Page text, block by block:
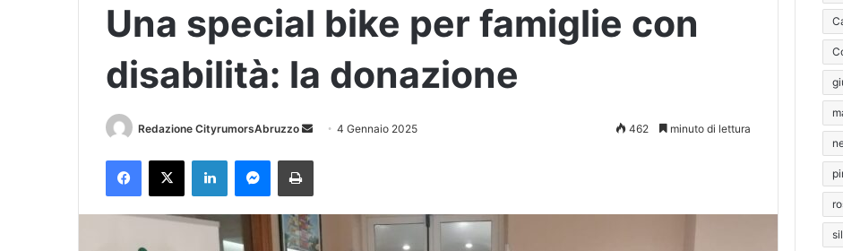
Una special bike per famiglie con
disabilità: la donazione
Redazione CityrumorsAbruzzo
i
a
u
4 Gennaio 2025 462 minuto di lettura